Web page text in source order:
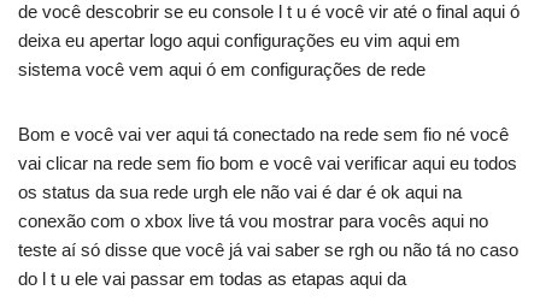
de você descobrir se eu console l t u é você vir até o final aqui ó
deixa eu apertar logo aqui configurações eu vim aqui em
sistema você vem aqui ó em configurações de rede
Bom e você vai ver aqui tá conectado na rede sem fio né você
vai clicar na rede sem fio bom e você vai verificar aqui eu todos
os status da sua rede urgh ele não vai é dar é ok aqui na
conexão com o xbox live tá vou mostrar para vocês aqui no
teste aí só disse que você já vai saber se rgh ou não tá no caso
do l t u ele vai passar em todas as etapas aqui da